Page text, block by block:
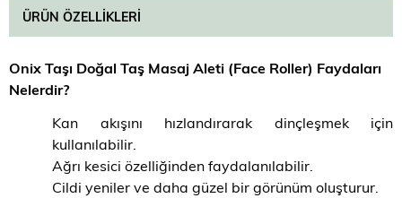
ÜRÜN ÖZELLIKLERI
Onix Taşı Doğal Taş Masaj Aleti (Face Roller) Faydaları
Nelerdir?
Kan akışını hızlandırarak dinçleşmek için
kullanılabilir.
Ağrı kesici özelliğinden faydalanılabilir.
Cildi yeniler ve daha güzel bir görünüm oluşturur.